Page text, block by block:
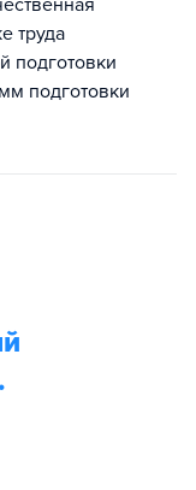
труда
подготовки
подготовки